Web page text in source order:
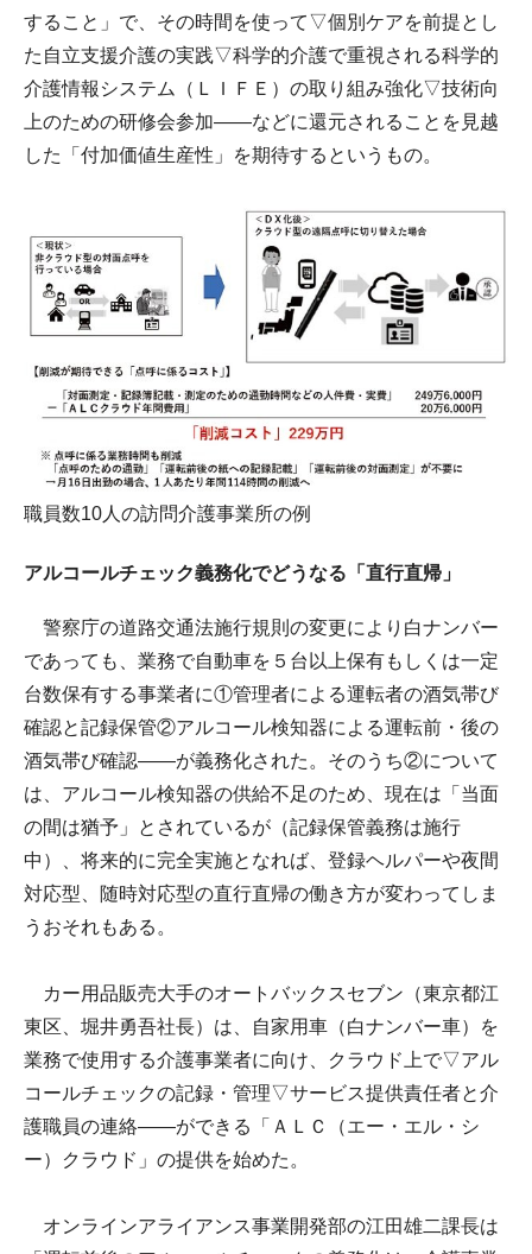
すること」で、その時間を使って▽個別ケアを前提とし
た自立支援介護の実践▽科学的介護で重視される科学的
介護情報システム（ＬＩＦＥ）の取り組み強化▽技術向
上のための研修会参加――などに還元されることを見越
した「付加価値生産性」を期待するというもの。
職員数10人の訪問介護事業所の例
アルコールチェック義務化でどうなる「直行直帰」
警察庁の道路交通法施行規則の変更により白ナンバー
であっても、業務で自動車を５台以上保有もしくは一定
台数保有する事業者に①管理者による運転者の酒気帯び
確認と記録保管②アルコール検知器による運転前・後の
酒気帯び確認――が義務化された。そのうち②について
は、アルコール検知器の供給不足のため、現在は「当面
の間は猶予」とされているが（記録保管義務は施行
中）、将来的に完全実施となれば、登録ヘルパーや夜間
対応型、随時対応型の直行直帰の働き方が変わってしま
うおそれもある。
カー用品販売大手のオートバックスセブン（東京都江
東区、堀井勇吾社長）は、自家用車（白ナンバー車）を
業務で使用する介護事業者に向け、クラウド上で▽アル
コールチェックの記録・管理▽サービス提供責任者と介
護職員の連絡――ができる「ＡＬＣ（エー・エル・シ
ー）クラウド」の提供を始めた。
オンラインアライアンス事業開発部の江田雄二課長は